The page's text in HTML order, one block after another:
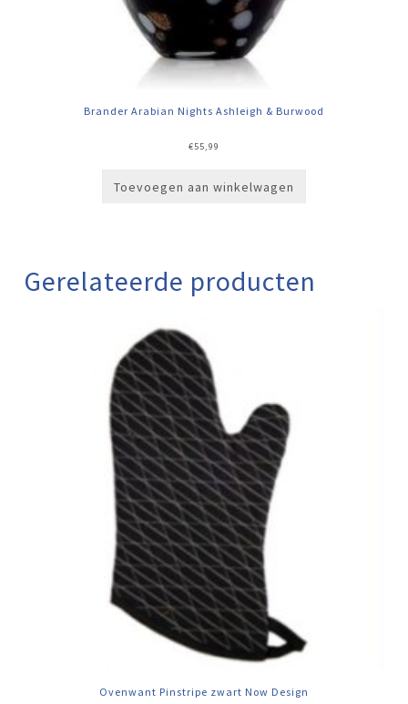
Brander Arabian Nights Ashleigh & Burwood
€55,99
Toevoegen aan winkelwagen
Gerelateerde producten
Ovenwant Pinstripe zwart Now Design